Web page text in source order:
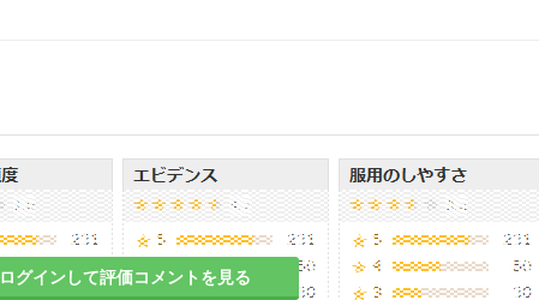
ログインして評価コメントを見る